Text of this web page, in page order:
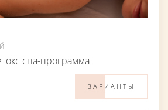
спа-программа
ВАРИАНТЫ